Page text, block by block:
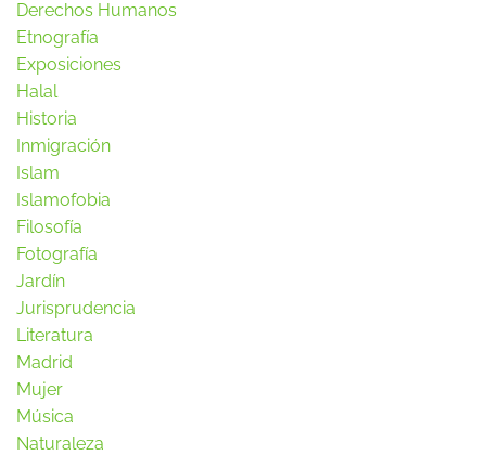
Derechos Humanos
Etnografía
Exposiciones
Halal
Historia
Inmigración
Islam
Islamofobia
Filosofía
Fotografía
Jardín
Jurisprudencia
Literatura
Madrid
Mujer
Música
Naturaleza